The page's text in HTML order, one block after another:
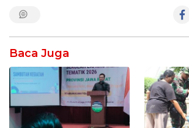
Baca Juga